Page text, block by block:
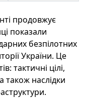
продовжує
показали
безпілотних
України. Це
тактичні цілі,
також наслідки